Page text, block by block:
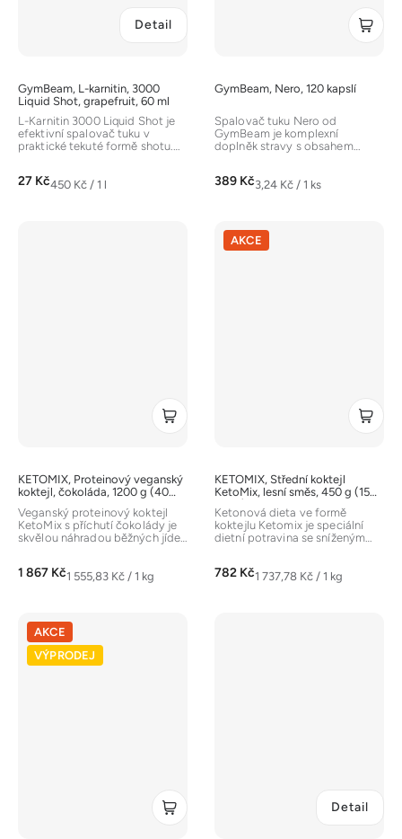
GymBeam, L-karnitin, 3000
Liquid Shot, grapefruit, 60 ml
27 KčMěrná
450 Kč / 1 l
Detail
L-Karnitin 3000 Liquid Shot je
efektivní spalovač tuku v
praktické tekuté formě shotu.
GymBeam, Nero, 120 kapslí
389 KčMěrná
3,24 Kč / 1 ks
Spalovač tuku Nero od
GymBeam je komplexní
doplněk stravy s obsahem
KETOMIX, Proteinový veganský
koktejl, čokoláda, 1200 g (40
1 867 KčMěrná
1 555,83 Kč / 1 kg
Veganský proteinový koktejl
KetoMix s příchutí čokolády je
skvělou náhradou běžných jídel.
AKCE
KETOMIX, Střední koktejl
KetoMix, lesní směs, 450 g (15
782 KčMěrná
1 737,78 Kč / 1 kg
Ketonová dieta ve formě
koktejlu Ketomix je speciální
dietní potravina se sníženým
AKCE
VÝPRODEJ
Detail